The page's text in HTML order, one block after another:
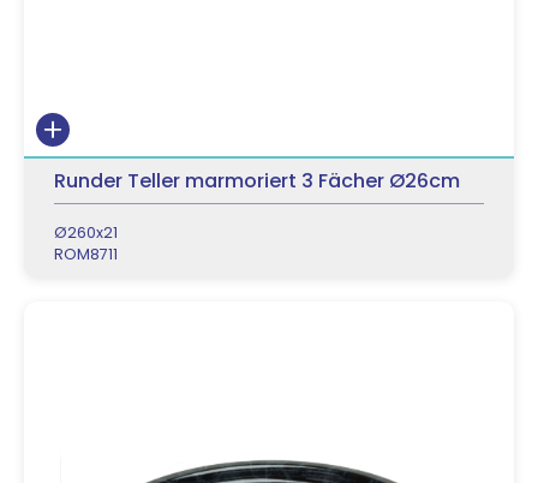
Runder Teller marmoriert 3 Fächer Ø26cm
Ø260x21
ROM8711